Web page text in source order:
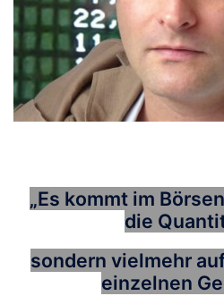
„Es kommt im
die
sondern vielmehr
einzelnen